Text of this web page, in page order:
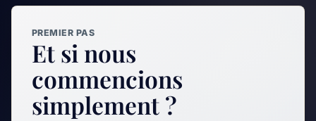
PREMIER PAS
Et si nous
commencions
simplement ?